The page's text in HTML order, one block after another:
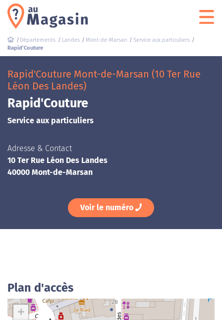
Départements Landes Mont-de-Marsan
Service aux particuliers
Rapid'Couture
Rapid'Couture Mont-de-Marsan (10 Ter Rue
Léon Des Landes)
Rapid'Couture
Service aux particuliers
Adresse & Contact
10 Ter Rue Léon Des Landes
40000 Mont-de-Marsan
Voir le numéro
Plan d'accès
+